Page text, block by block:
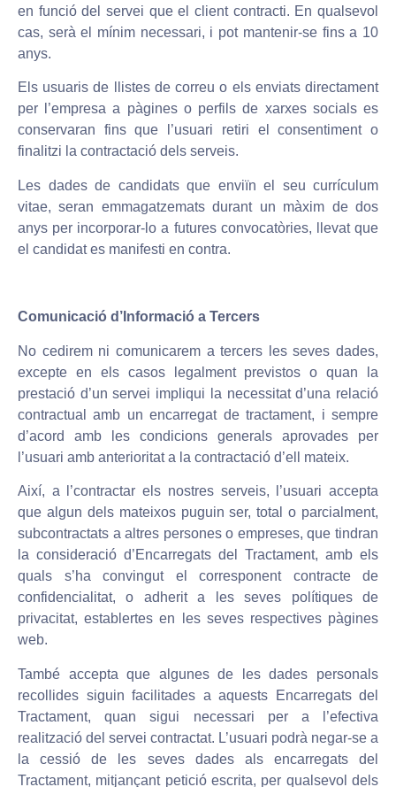
en funció del servei que el client contracti. En qualsevol
cas, serà el mínim necessari, i pot mantenir-se fins a 10
anys.
Els usuaris de llistes de correu o els enviats directament
per l’empresa a pàgines o perfils de xarxes socials es
conservaran fins que l’usuari retiri el consentiment o
finalitzi la contractació dels serveis.
Les dades de candidats que enviïn el seu currículum
vitae, seran emmagatzemats durant un màxim de dos
anys per incorporar-lo a futures convocatòries, llevat que
el candidat es manifesti en contra.
Comunicació d’Informació a Tercers
No cedirem ni comunicarem a tercers les seves dades,
excepte en els casos legalment previstos o quan la
prestació d’un servei impliqui la necessitat d’una relació
contractual amb un encarregat de tractament, i sempre
d’acord amb les condicions generals aprovades per
l’usuari amb anterioritat a la contractació d’ell mateix.
Així, a l’contractar els nostres serveis, l’usuari accepta
que algun dels mateixos puguin ser, total o parcialment,
subcontractats a altres persones o empreses, que tindran
la consideració d’Encarregats del Tractament, amb els
quals s’ha convingut el corresponent contracte de
confidencialitat, o adherit a les seves polítiques de
privacitat, establertes en les seves respectives pàgines
web.
També accepta que algunes de les dades personals
recollides siguin facilitades a aquests Encarregats del
Tractament, quan sigui necessari per a l’efectiva
realització del servei contractat. L’usuari podrà negar-se a
la cessió de les seves dades als encarregats del
Tractament, mitjançant petició escrita, per qualsevol dels